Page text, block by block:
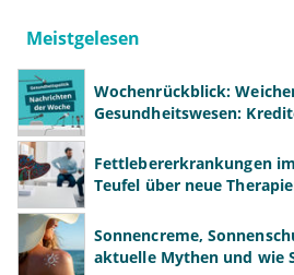
Meistgelesen
Wochenrückblick:
Gesundheitswesen:
Fettlebererkrankungen
Teufel über neue
Sonnencreme,
aktuelle Mythen und wie